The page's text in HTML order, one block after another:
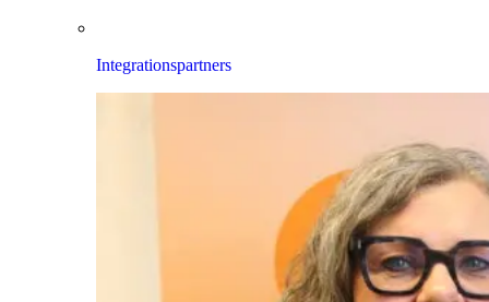
Integrationspartners